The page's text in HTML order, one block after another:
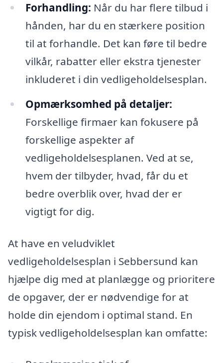
Forhandling: Når du har flere tilbud i
hånden, har du en stærkere position
til at forhandle. Det kan føre til bedre
vilkår, rabatter eller ekstra tjenester
inkluderet i din vedligeholdelsesplan.
Opmærksomhed på detaljer:
Forskellige firmaer kan fokusere på
forskellige aspekter af
vedligeholdelsesplanen. Ved at se,
hvem der tilbyder, hvad, får du et
bedre overblik over, hvad der er
vigtigt for dig.
At have en veludviklet
vedligeholdelsesplan i Sebbersund kan
hjælpe dig med at planlægge og prioritere
de opgaver, der er nødvendige for at
holde din ejendom i optimal stand. En
typisk vedligeholdelsesplan kan omfatte: